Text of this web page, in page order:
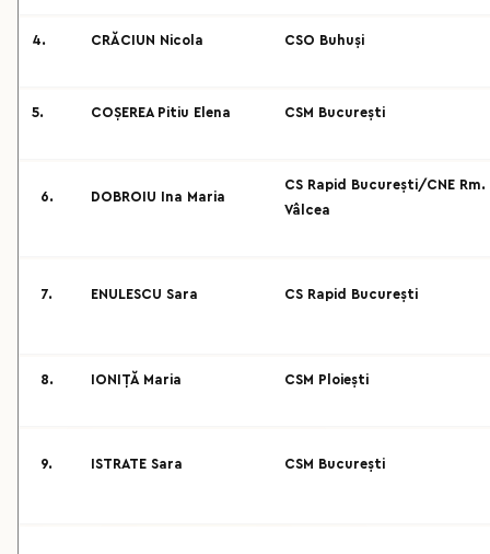
4. CRĂCIUN Nicola CSO Buhuși
5. COȘEREA Pitiu Elena CSM București
6. DOBROIU Ina Maria
CS Rapid București/CNE Rm.
Vâlcea
7. ENULESCU Sara CS Rapid București
8. IONIȚĂ Maria CSM Ploiești
9. ISTRATE Sara CSM București